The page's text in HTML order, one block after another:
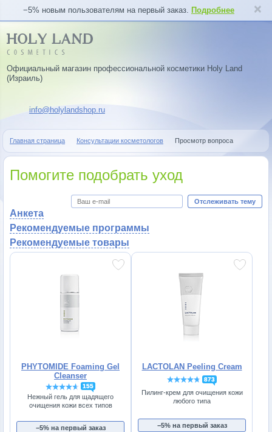
−5% новым пользователям на первый заказ. Подробнее
Официальный магазин профессиональной косметики Holy Land
(Израиль)
info@holylandshop.ru
Главная страница Консультации косметологов Просмотр вопроса
Помогите подобрать уход
Отслеживать тему
Анкета
Рекомендуемые программы
Рекомендуемые товары
PHYTOMIDE Foaming Gel
Cleanser
155
Нежный гель для щадящего
очищения кожи всех типов
−5% на первый заказ
LACTOLAN Peeling Cream
873
Пилинг-крем для очищения кожи
любого типа
−5% на первый заказ